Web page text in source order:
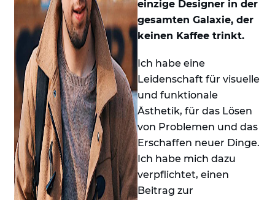
einzige Designer in der
gesamten Galaxie, der
keinen Kaffee trinkt.
Ich habe eine
Leidenschaft für visuelle
und funktionale
Ästhetik, für das Lösen
von Problemen und das
Erschaffen neuer Dinge.
Ich habe mich dazu
verpflichtet, einen
Beitrag zur